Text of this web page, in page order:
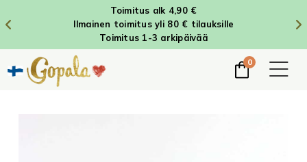
Toimitus alk 4,90 €
Ilmainen toimitus yli 80 € tilauksille
Toimitus 1-3 arkipäivää
0